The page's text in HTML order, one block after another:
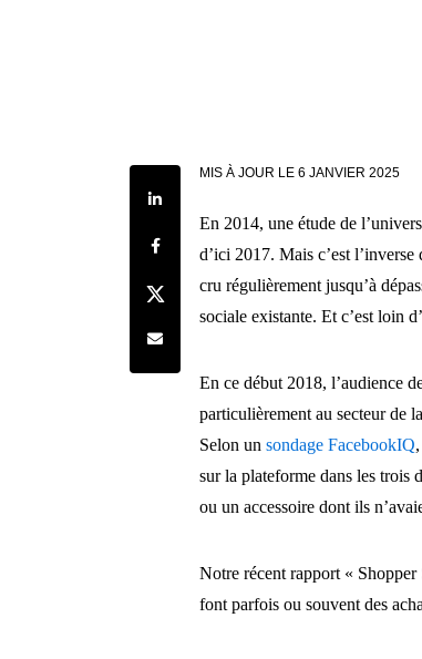
Share on LinkedIn
Share on Facebook
Share on Twitter
Share by e-mail
MIS À JOUR LE 6 JANVIER 2025
En 2014, une étude de
d’ici 2017. Mais c’est
cru régulièrement jusqu’à
sociale existante. Et c’est loin
En ce début 2018, l’audience
particulièrement au secteur de
Selon unsondage FacebookIQ
sur la plateforme dans les trois
ou un accessoire dont ils
Notre récent rapport «
font parfois ou souvent des